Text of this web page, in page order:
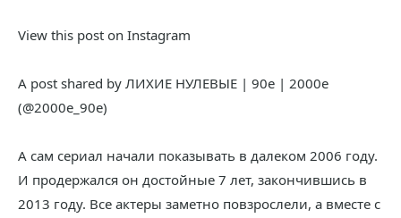
View this post on Instagram
A post shared by ЛИХИЕ НУЛЕВЫЕ | 90е | 2000е
(@2000e_90e)
А сам сериал начали показывать в далеком 2006 году.
И продержался он достойные 7 лет, закончившись в
2013 году. Все актеры заметно повзрослели, а вместе с